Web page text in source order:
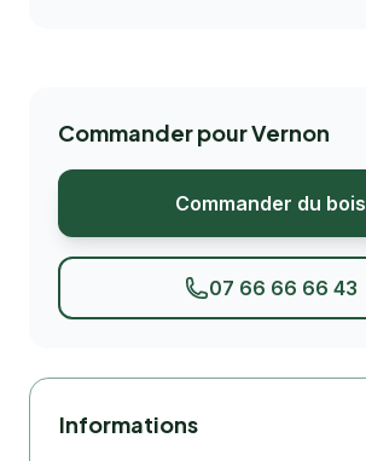
Commander pour Vernon
Commander du bois
07 66 66 66 43
Informations